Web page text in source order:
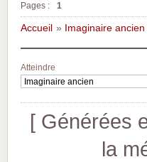
Pages : 1
Accueil » Imaginaire ancien
Atteindre
[ Générées
la